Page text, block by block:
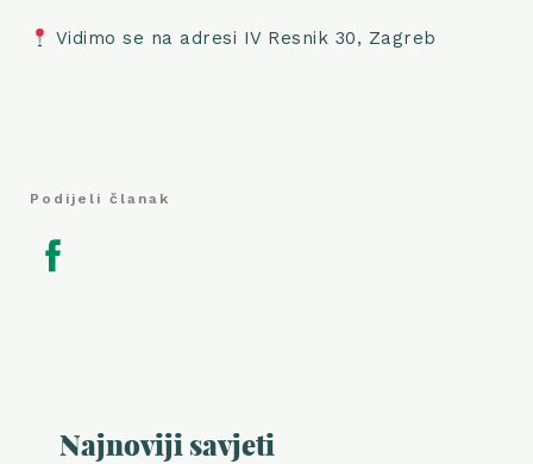
Vidimo se na adresi IV Resnik 30, Zagreb
Podijeli članak
Najnoviji savjeti